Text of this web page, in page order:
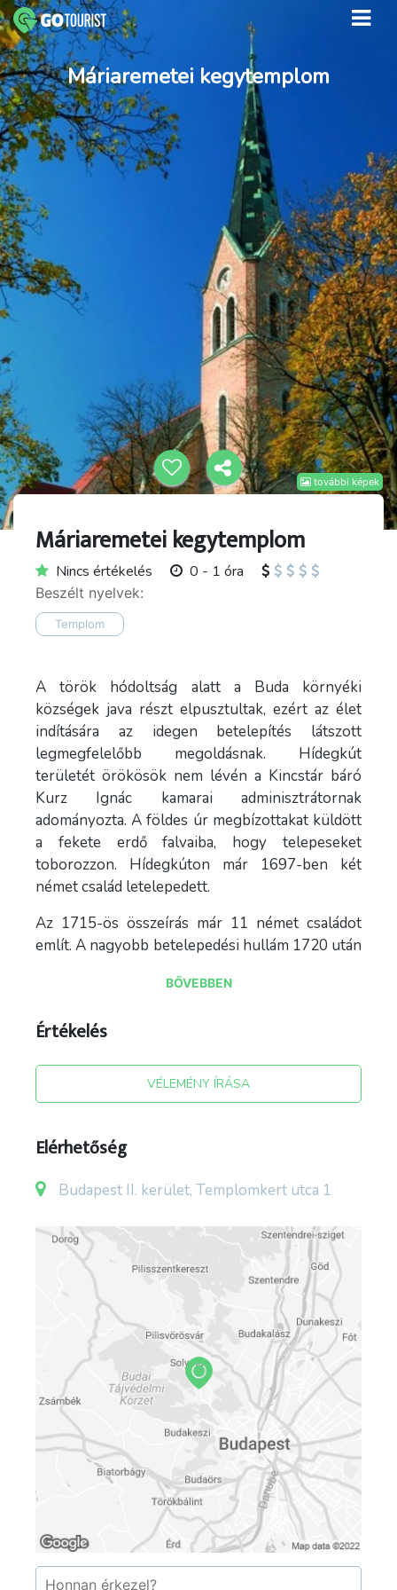
további képek
Máriaremetei kegytemplom
Máriaremetei kegytemplom
Nincs értékelés 0 - 1 óra
Beszélt nyelvek:
Templom
A török hódoltság alatt a Buda környéki
községek java részt elpusztultak, ezért az élet
indítására az idegen betelepítés látszott
legmegfelelőbb megoldásnak. Hídegkút
területét örökösök nem lévén a Kincstár báró
Kurz Ignác kamarai adminisztrátornak
adományozta. A földes úr megbízottakat küldött
a fekete erdő falvaiba, hogy telepeseket
toborozzon. Hídegkúton már 1697-ben két
német család letelepedett.
Az 1715-ös összeírás már 11 német családot
említ. A nagyobb betelepedési hullám 1720 után
volt. A vallásos buzgósághoz hozzátartozott a
forrásvidékének népevalószínűség szerint a
híres einsidelni bencés kolostorát kereshette fel.
Templomának ékessége az akkor már ezer éves
Ennek a kegyszobornak képi mását hozta el
magával Thalwieser Katalin, a ki rendszeresen
kivitte e képet a hidegkúti erőbe. Egy 1816-ban
foganatosított egyházhatósági eljárás
tanúbizonysága szerint a kegykép 1763-ban
kerülhetett Hidegkútra, ahol kezdetben mindig
egy körisfára akasztották fel, melynek
maradványait 1968-ban találták meg. 1928 –
1950-ig szervita atyák gondozták e kegyhelyet,
és az ő idejükben a kegytemplomban lévő öreg
fa maradványait elégették, de a fahamut
belekeverték abba a műanyagba, melyből a
mostani fa készült. Ezen függ mind a mai napig a
kegykép.
Terstyánszky Ignác földbirtokos először
fakápolnát építtetett a kép fölé, amely 1805-ig
állt. Amikor egy budai asszony állítólag
visszanyerte szeme világát a kegyképnél,
nagyobb számú zarándok kezdte látogatni e
BŐVEBBEN
Értékelés
VÉLEMÉNY ÍRÁSA
Elérhetőség
Budapest II. kerület, Templomkert utca 1